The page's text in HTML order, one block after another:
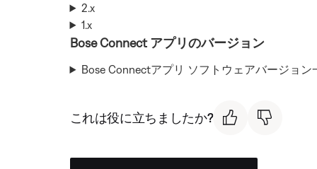
2.x
1.x
Bose Connect アプリのバージョン
Bose Connectアプリ ソフトウェアバージョン
これは役に立ちましたか?